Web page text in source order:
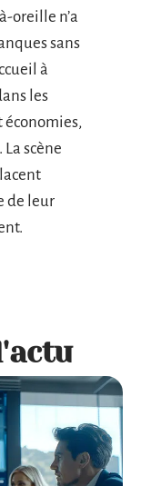
oreille n’a
sans
à
les
économies,
scène
de leur